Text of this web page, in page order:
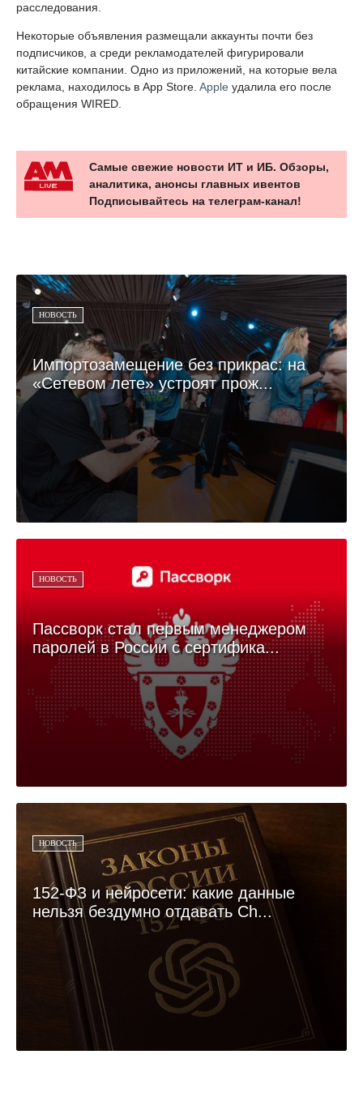
расследования.
Некоторые объявления размещали аккаунты почти без
подписчиков, а среди рекламодателей фигурировали
китайские компании. Одно из приложений, на которые вела
реклама, находилось в App Store. Apple удалила его после
обращения WIRED.
Самые свежие новости ИТ и ИБ. Обзоры,
аналитика, анонсы главных ивентов
Подписывайтесь на телеграм-канал!
НОВОСТЬ
Импортозамещение без прикрас: на
«Сетевом лете» устроят прож...
НОВОСТЬ
Пассворк стал первым менеджером
паролей в России c сертифика...
НОВОСТЬ
152-ФЗ и нейросети: какие данные
нельзя бездумно отдавать Ch...